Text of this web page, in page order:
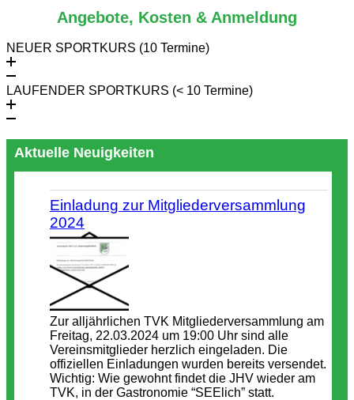
Angebote, Kosten & Anmeldung
NEUER SPORTKURS (10 Termine)
LAUFENDER SPORTKURS (< 10 Termine)
Aktuelle Neuigkeiten
Einladung zur Mitgliederversammlung
2024
Zur alljährlichen TVK Mitgliederversammlung am
Freitag, 22.03.2024 um 19:00 Uhr sind alle
Vereinsmitglieder herzlich eingeladen. Die
offiziellen Einladungen wurden bereits versendet.
Wichtig: Wie gewohnt findet die JHV wieder am
TVK, in der Gastronomie “SEElich” statt.